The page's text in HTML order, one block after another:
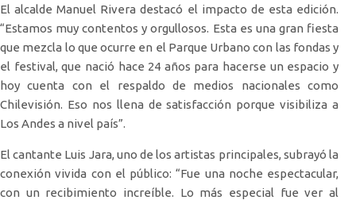
El alcalde Manuel Rivera destacó el impacto de esta edición.
“Estamos muy contentos y orgullosos. Esta es una gran fiesta
que mezcla lo que ocurre en el Parque Urbano con las fondas y
el festival, que nació hace 24 años para hacerse un espacio y
hoy cuenta con el respaldo de medios nacionales como
Chilevisión. Eso nos llena de satisfacción porque visibiliza a
Los Andes a nivel país”.
El cantante Luis Jara, uno de los artistas principales, subrayó la
conexión vivida con el público: “Fue una noche espectacular,
con un recibimiento increíble. Lo más especial fue ver al